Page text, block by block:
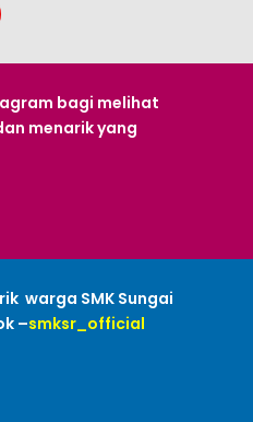
bagi melihat
menarik yang
warga SMK Sungai
–smksr_official